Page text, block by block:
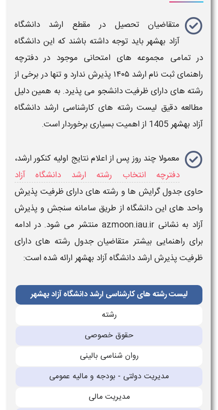
متقاضیان تحصیل در مقطع ارشد دانشگاه
آزاد بهشهرباید توجه داشته باشند که این دانشگاه
در تمامی مجموعه های امتحانی موجود در دفترچه
راهنمای ثبت نام ارشد ۱۴۰۵
پذیرش ندارد و تنها در برخی از
رشته های دارای ظرفیتدانشجو می پذیرد. به همین دلیل
مطالعه دقیق لیست رشته های کارشناسی ارشد دانشگاه
آزاد بهشهر1405 از اهمیت بسیاری برخوردار است.
معمولا چند روز پس ازاعلام نتایج اولیه کنکور ارشد،
دفترچه انتخاب رشته ارشد دانشگاه آزاد
حاویجدول گرایش ها و رشته های دارای ظرفیت پذیرش
واحد های ایندانشگاهاز طریق سامانه سنجش و پذیرش
آزاد به نشانی azmoon.iau.ir
منتشر می شود. در ادامه
برای راهنمایی بیشتر متقاضیانجدول رشته های دارای
ظرفیت پذیرش ارشد دانشگاه آزاد بهشهرارائه شده است:
لیست رشته های کارشناسی ارشد دانشگاه آزاد بهشهر
رشته
حقوق خصوصی
روان شناسی بالینی
مدیریت دولتی - بودجه و مالیه عمومی
مدیریت مالی